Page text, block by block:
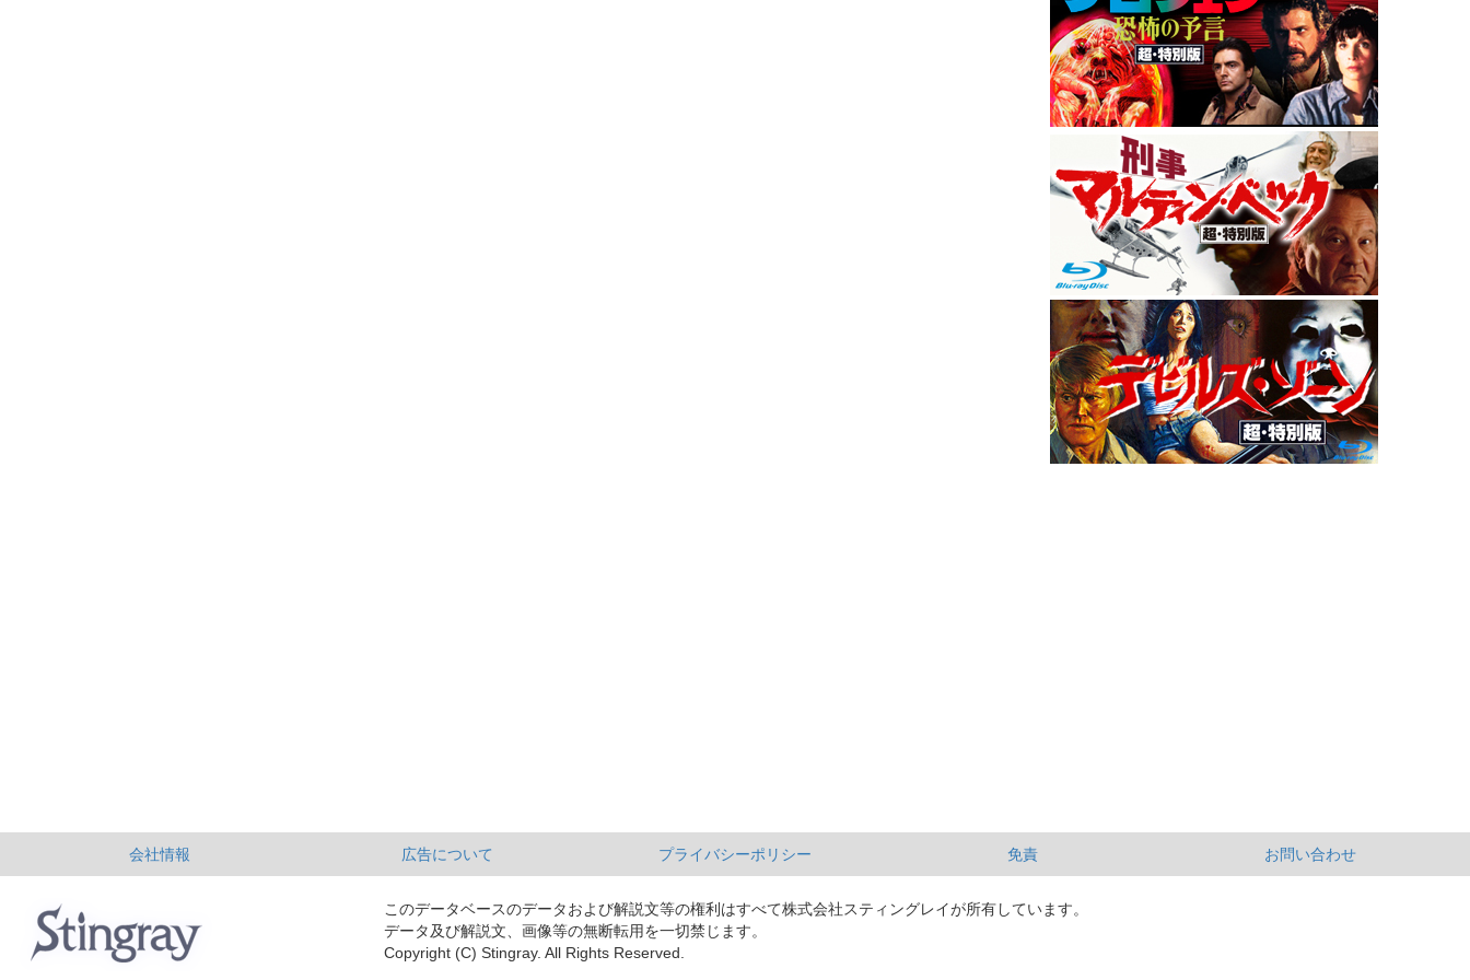
会社情報 広告について プライバシーポリシー 免責 お問い合わせ
このデータベースのデータおよび解説文等の権利はすべて株式会社スティングレイが所有しています。
データ及び解説文、画像等の無断転用を一切禁じます。
Copyright (C) Stingray. All Rights Reserved.